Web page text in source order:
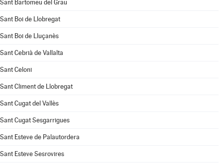
Sant Bartomeu del Grau
Sant Boi de Llobregat
Sant Boi de Lluçanès
Sant Cebrià de Vallalta
Sant Celoni
Sant Climent de Llobregat
Sant Cugat del Vallès
Sant Cugat Sesgarrigues
Sant Esteve de Palautordera
Sant Esteve Sesrovires